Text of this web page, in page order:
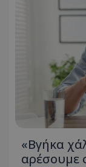
«Βγήκα
αρέσουμε